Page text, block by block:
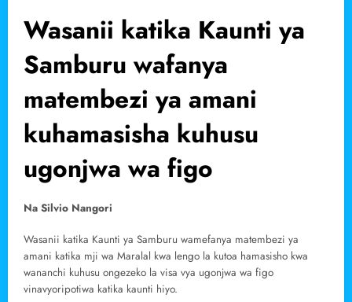
Wasanii katika Kaunti ya
Samburu wafanya
matembezi ya amani
kuhamasisha kuhusu
ugonjwa wa figo
Na Silvio Nangori
Wasanii katika Kaunti ya Samburu wamefanya matembezi ya
amani katika mji wa Maralal kwa lengo la kutoa hamasisho kwa
wananchi kuhusu ongezeko la visa vya ugonjwa wa figo
vinavyoripotiwa katika kaunti hiyo.